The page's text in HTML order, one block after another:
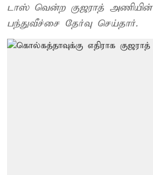
டாஸ் வென்ற குஜராத்
பந்துவீச்சை தேர்வு செய்தார்.